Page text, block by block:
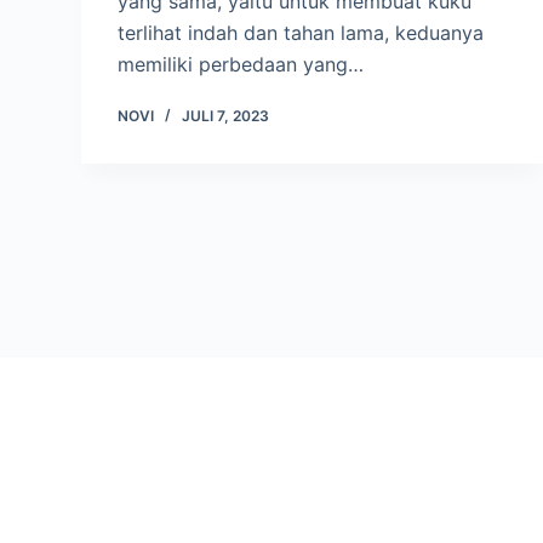
terlihat indah dan tahan lama, keduanya
memiliki perbedaan yang…
NOVI JULI 7, 2023